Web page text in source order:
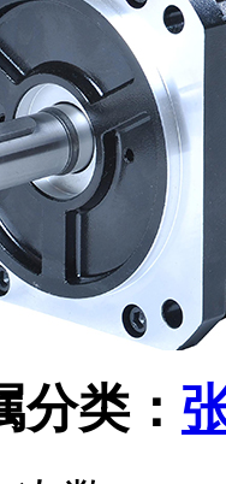
分类：